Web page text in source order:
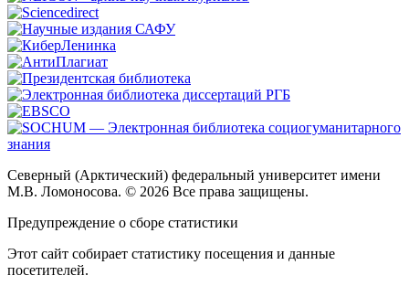
Северный (Арктический) федеральный университет имени
М.В. Ломоносова. © 2026 Все права защищены.
Предупреждение о сборе статистики
Этот сайт собирает статистику посещения и данные
посетителей.